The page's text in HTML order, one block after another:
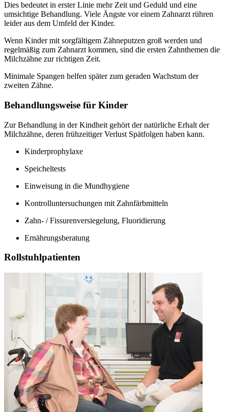
Dies bedeutet in erster Linie mehr Zeit und Geduld und eine
umsichtige Behandlung. Viele Ängste vor einem Zahnarzt rühren
leider aus dem Umfeld der Kinder.
Wenn Kinder mit sorgfältigem Zähneputzen groß werden und
regelmäßig zum Zahnarzt kommen, sind die ersten Zahnthemen die
Milchzähne zur richtigen Zeit.
Minimale Spangen helfen später zum geraden Wachstum der
zweiten Zähne.
Behandlungsweise für Kinder
Zur Behandlung in der Kindheit gehört der natürliche Erhalt der
Milchzähne, deren frühzeitiger Verlust Spätfolgen haben kann.
Kinderprophylaxe
Speicheltests
Einweisung in die Mundhygiene
Kontrolluntersuchungen mit Zahnfärbmitteln
Zahn- / Fissurenversiegelung, Fluoridierung
Ernährungsberatung
Rollstuhlpatienten